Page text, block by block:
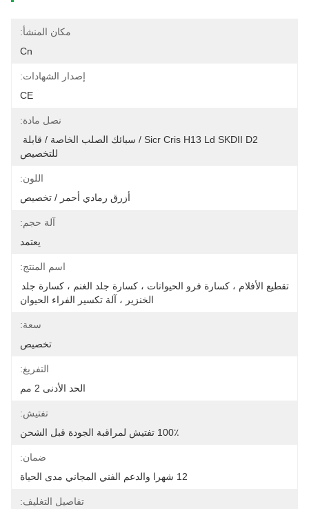
مكان المنشأ:
Cn
إصدار الشهادات:
CE
نصل مادة:
للتخصيص
اللون:
أزرق رمادي أحمر / تخصيص
آلة حجم:
يعتمد
اسم المنتج:
الخنزير ، آلة تكسير الفراء الحيوان
سعة:
تخصيص
التفريغ:
الحد الأدنى 2 مم
تفتيش:
100٪ تفتيش لمراقبة الجودة قبل الشحن
ضمان:
12 شهرا والدعم الفني المجاني مدى الحياة
تفاصيل التغليف: